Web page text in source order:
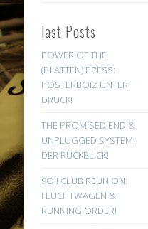
last Posts
POWER OF THE
(PLATTEN) PRESS:
POSTERBOIZ UNTER
DRUCK!
THE PROMISED END &
UNPLUGGED SYSTEM:
DER RÜCKBLICK!
9Oi! CLUB REUNION:
FLUCHTWAGEN &
RUNNING ORDER!